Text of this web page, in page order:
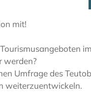
mit!
werden?
Umfrage des
weiterzuentwickeln.